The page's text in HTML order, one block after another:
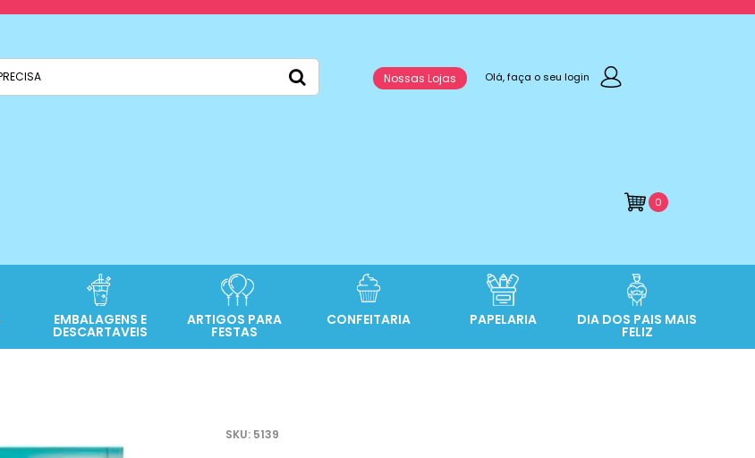
Nossas Lojas Olá, faça o seu login
0
EMBALAGENS E
DESCARTAVEIS
ARTIGOS PARA
FESTAS
CONFEITARIA PAPELARIA DIA DOS PAIS MAIS
FELIZ
5139